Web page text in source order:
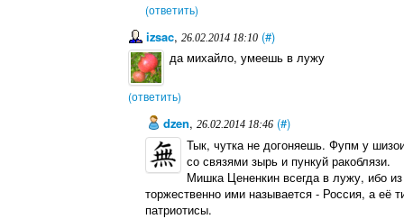
(ответить)
izsac,26.02.2014 18:10 (#)
да михайло, умеешь в лужу
(ответить)
dzen,26.02.2014 18:46 (#)
Тык, чутка не догоняешь. Фупм у
со связями зырь и пункуй ракоблязи.
Мишка Цененкин всегда в лужу, ибо
торжественно ими называется - Россия, а её
патриотисы.